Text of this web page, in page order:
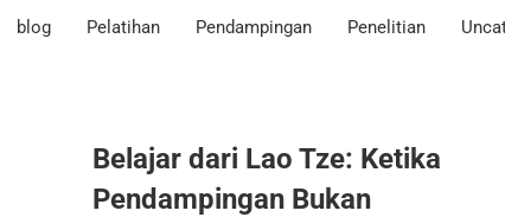
blog Pelatihan Pendampingan Penelitian
Belajar dari Lao Tze: Ketika
Pendampingan Bukan